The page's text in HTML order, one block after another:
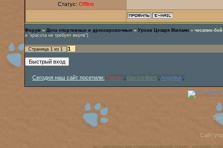
Статус: Offline
Форум » Дела спортивные и дрессировочные » Уроки Цезаря Милано » чесапик-
и "красота не требует жертв")
Страница 1 из 1 1
Сегодня наш сайт посетили: Tigrino Blackbrilliant Angelika
Сайт
аст, американский стаффордширский терьер, амстафф,